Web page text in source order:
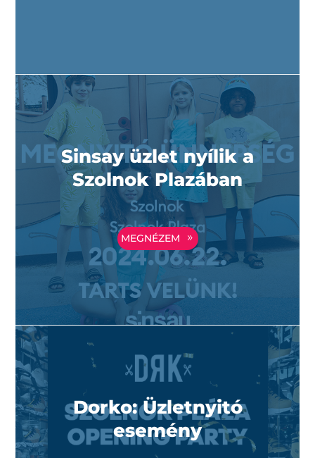
Sinsay üzlet nyílik a
Szolnok Plazában
MEGNÉZEM
Dorko: Üzletnyitó
esemény